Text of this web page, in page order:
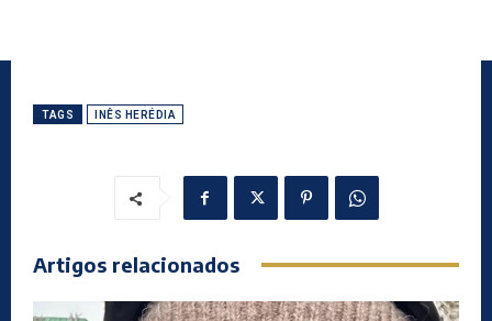
TAGS INÊS HERÉDIA
Artigos relacionados